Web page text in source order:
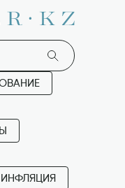
ИНФЛЯЦИЯ